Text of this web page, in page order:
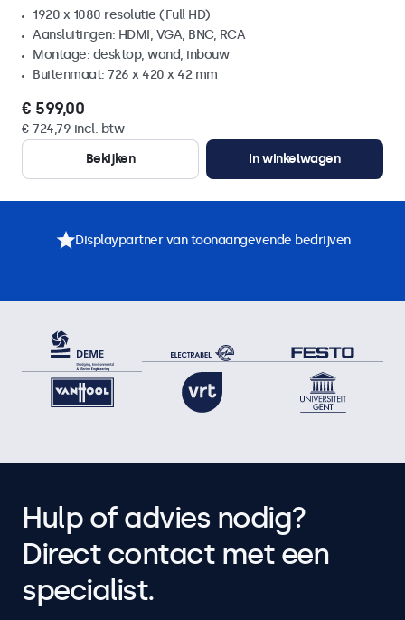
1920 x 1080 resolutie (Full HD)
Aansluitingen: HDMI, VGA, BNC, RCA
Montage: desktop, wand, inbouw
Buitenmaat: 726 x 420 x 42 mm
€ 599,00
€ 724,79 incl. btw
Bekijken
In winkelwagen
Displaypartner van toonaangevende bedrijven
Hulp of advies nodig?
Direct contact met een
specialist.